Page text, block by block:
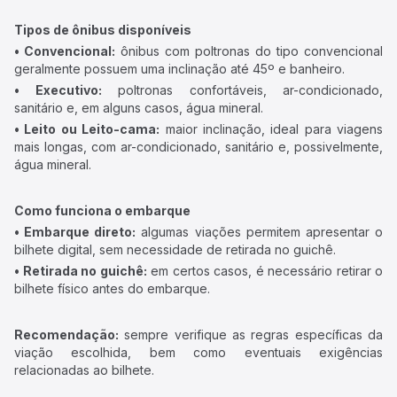
Tipos de ônibus disponíveis
• Convencional: ônibus com poltronas do tipo convencional
geralmente possuem uma inclinação até 45º e banheiro.
• Executivo: poltronas confortáveis, ar-condicionado,
sanitário e, em alguns casos, água mineral.
• Leito ou Leito-cama: maior inclinação, ideal para viagens
mais longas, com ar-condicionado, sanitário e, possivelmente,
água mineral.
Como funciona o embarque
• Embarque direto: algumas viações permitem apresentar o
bilhete digital, sem necessidade de retirada no guichê.
• Retirada no guichê: em certos casos, é necessário retirar o
bilhete físico antes do embarque.
Recomendação: sempre verifique as regras específicas da
viação escolhida, bem como eventuais exigências
relacionadas ao bilhete.